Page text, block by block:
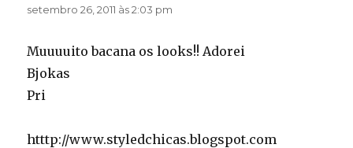
setembro 26, 2011 às 2:03 pm
Muuuuito bacana os looks!! Adorei
Bjokas
Pri
htttp://www.styledchicas.blogspot.com